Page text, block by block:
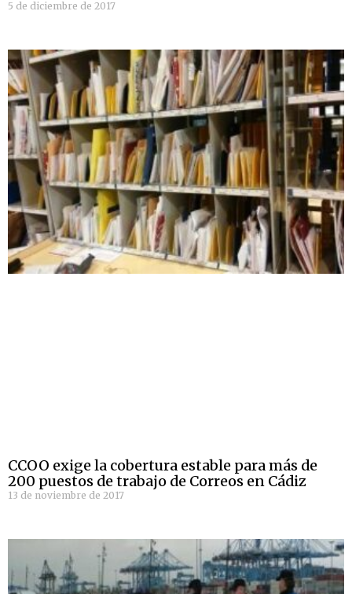
5 de diciembre de 2017
CCOO exige la cobertura estable para más de
200 puestos de trabajo de Correos en Cádiz
13 de noviembre de 2017